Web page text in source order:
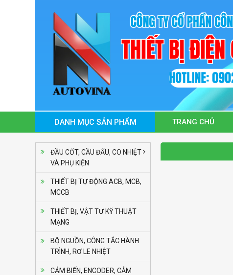
TRANG CHỦ
ĐẦU CỐT, CẦU ĐẤU, CO NHIỆT
VÀ PHỤ KIỆN
THIẾT BỊ TỰ ĐỘNG ACB, MCB,
MCCB
THIẾT BỊ, VẬT TƯ KỸ THUẬT
MẠNG
BỘ NGUỒN, CÔNG TẮC HÀNH
TRÌNH, RƠ LE NHIỆT
CẢM BIẾN, ENCODER, CẢM
độ Autonics TC4S-
Bộ định thời Analog
– Power Off Delay
Autonics AT8PMN-6
Liên hệ